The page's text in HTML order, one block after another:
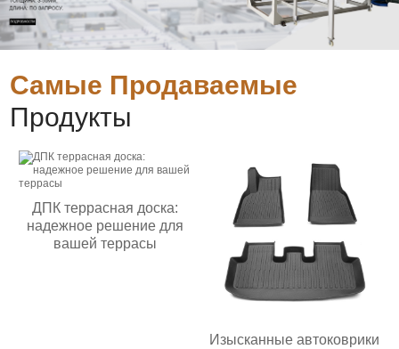
Самые Продаваемые
Продукты
ДПК террасная доска:
надежное решение для
вашей террасы
Изысканные автоковрики